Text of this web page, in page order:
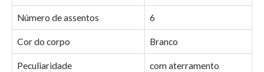
Número de assentos 6
Cor do corpo Branco
Peculiaridade com aterramento